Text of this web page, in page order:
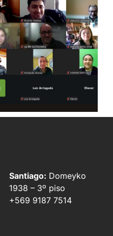
Santiago: Domeyko
1938 – 3º piso
+569 9187 7514